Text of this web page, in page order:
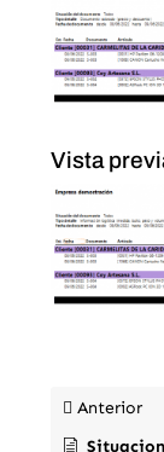
Vista
Anterior